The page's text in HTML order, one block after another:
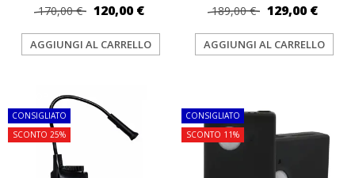
170,00 € 120,00 €
AGGIUNGI AL CARRELLO
189,00 € 129,00 €
AGGIUNGI AL CARRELLO
CONSIGLIATO
SCONTO 25%
CONSIGLIATO
SCONTO 11%